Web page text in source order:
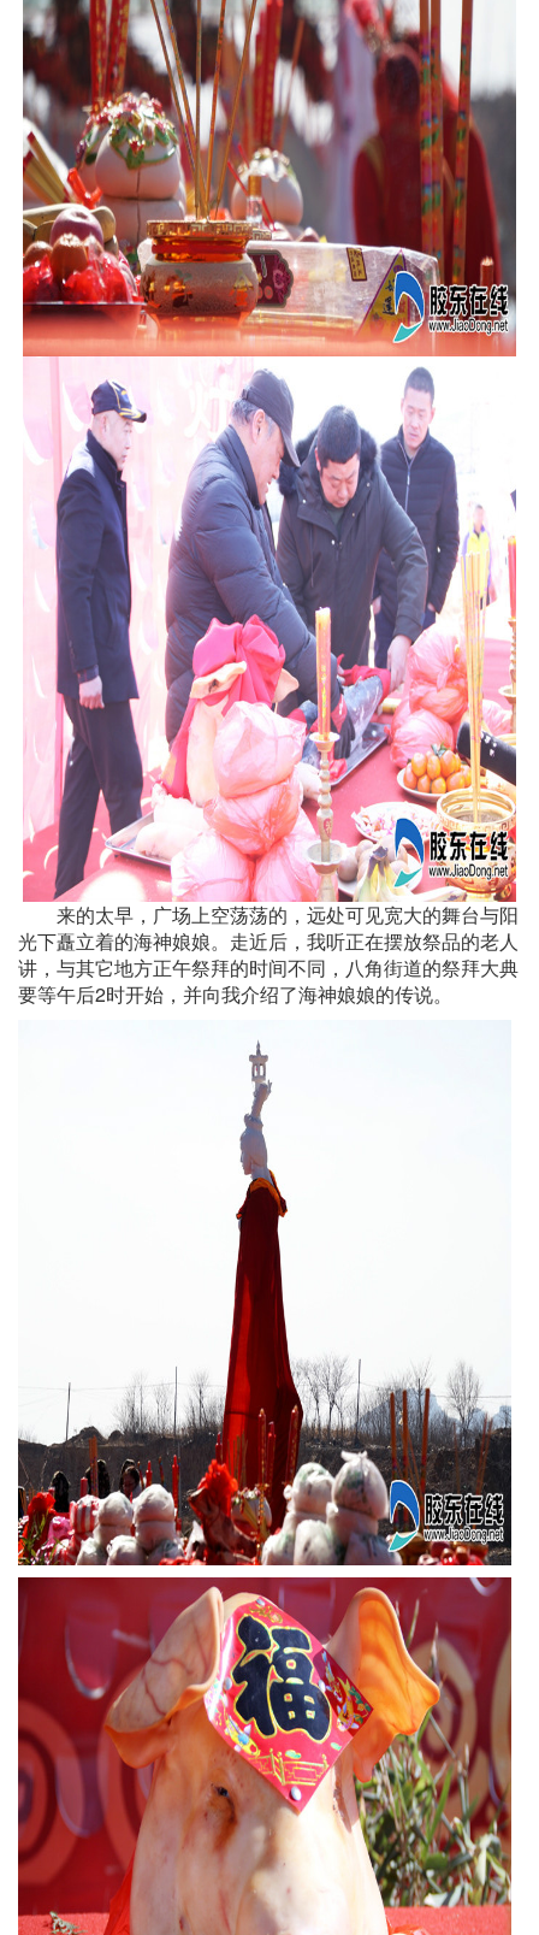
来的太早，广场上空荡荡的，远处可见宽大的舞台与阳
光下矗立着的海神娘娘。走近后，我听正在摆放祭品的老人
讲，与其它地方正午祭拜的时间不同，八角街道的祭拜大典
要等午后2时开始，并向我介绍了海神娘娘的传说。